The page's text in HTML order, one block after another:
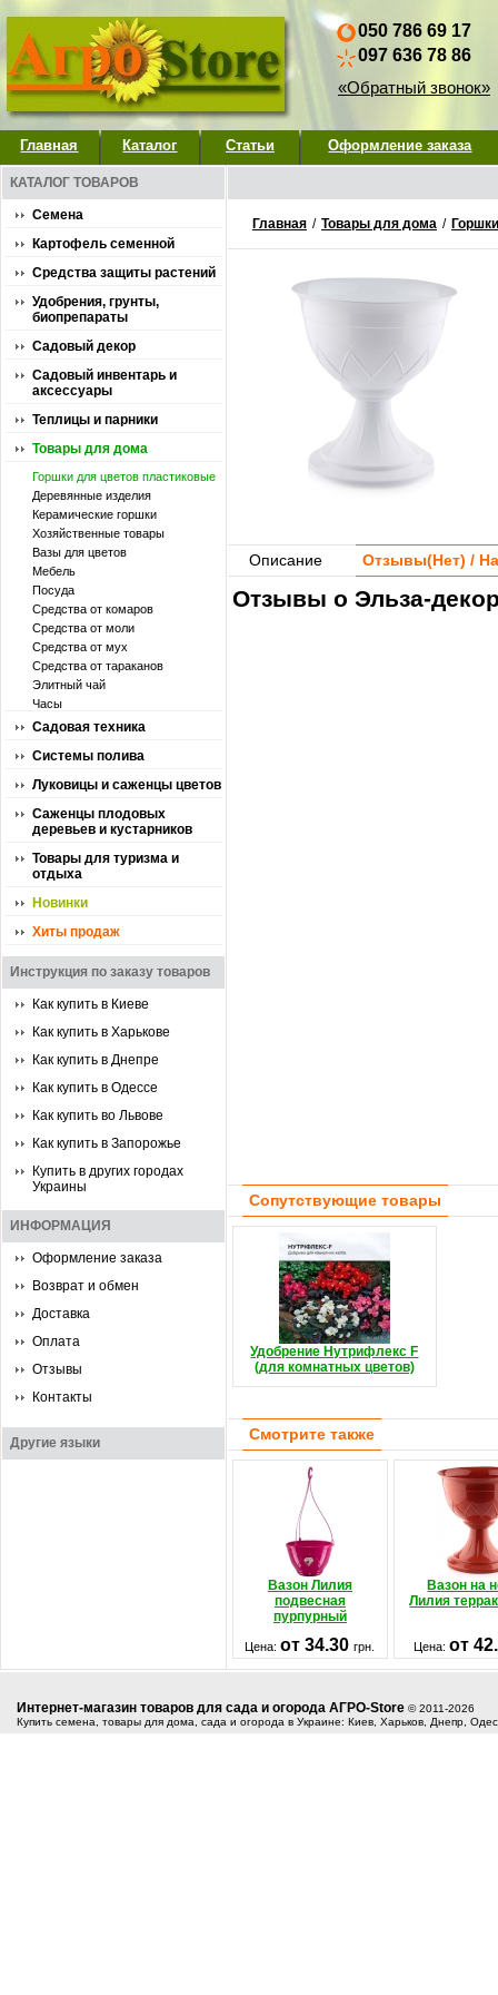
050 786 69 17
097 636 78 86
«Обратный звонок»
Главная Каталог Статьи Оформление заказа
КАТАЛОГ ТОВАРОВ
Семена
Картофель семенной
Средства защиты растений
Удобрения, грунты,
биопрепараты
Садовый декор
Садовый инвентарь и
аксессуары
Теплицы и парники
Товары для дома
Горшки для цветов пластиковые
Деревянные изделия
Керамические горшки
Хозяйственные товары
Вазы для цветов
Мебель
Посуда
Средства от комаров
Средства от моли
Средства от мух
Средства от тараканов
Элитный чай
Часы
Садовая техника
Системы полива
Луковицы и саженцы цветов
Саженцы плодовых
деревьев и кустарников
Товары для туризма и
отдыха
Новинки
Хиты продаж
Инструкция по заказу товаров
Как купить в Киеве
Как купить в Харькове
Как купить в Днепре
Как купить в Одессе
Как купить во Львове
Как купить в Запорожье
Купить в других городах
Украины
ИНФОРМАЦИЯ
Оформление заказа
Возврат и обмен
Доставка
Оплата
Отзывы
Контакты
Другие языки
Главная / Товары для дома /
Описание Отзывы(Нет) /
Отзывы о Эльза-
Сопутствующие товары
Удобрение Нутрифлекс F
(для комнатных цветов)
Смотрите также
Вазон Лилия
подвесная
пурпурный
Вазон на
Лилия
Цена:от 34.30грн. Цена: от
Интернет-магазин товаров для сада и огорода АГРО-Store © 2011-2026
Купить семена, товары для дома, сада и огорода в Украине: Киев, Харьков, Днепр,